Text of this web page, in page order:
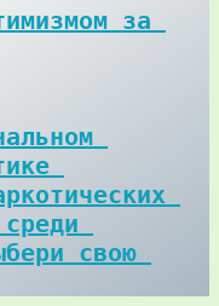
за
свою